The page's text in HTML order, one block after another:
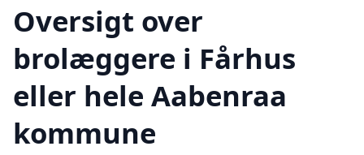
Oversigt over
brolæggere i Fårhus
eller hele Aabenraa
kommune